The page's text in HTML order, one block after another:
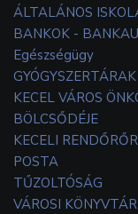
ÁLTALÁNOS
BANKOK -
Egészségügy
GYÓGYSZERTÁRAK
KECEL VÁROS
BÖLCSŐDÉJE
KECELI
POSTA
TŰZOLTÓSÁG
VÁROSI